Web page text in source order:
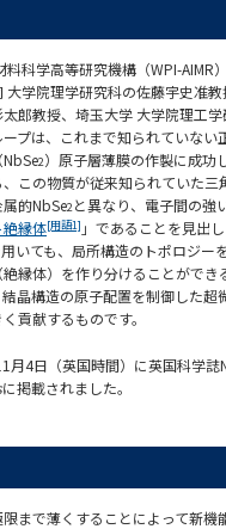
料科学高等研究機構（WPI-AIMR
大学院理学研究科の佐藤宇史准
郎教授、埼玉大学 大学院理工
プは、これまで知られていない
2）原子層薄膜の作製に成功
この物質が従来知られていた三
的NbSe2と異なり、電子間の強
絶縁体[用語1] 」であることを見出
いても、局所構造のトポロジー
縁体）を作り分けることができ
晶構造の原子配置を制御した超
貢献するものです。
月4日（英国時間）に英国科学誌
に掲載されました。
まで薄くすることによって新機
ダー
学内向け情報